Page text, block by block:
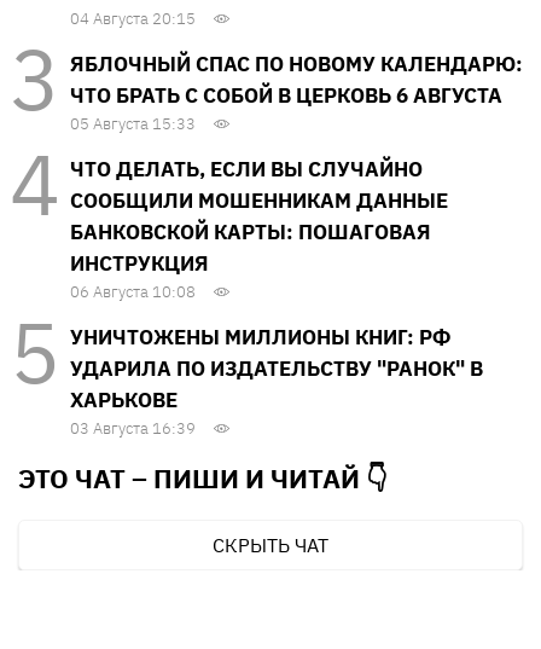
04 Августа 20:15
ЯБЛОЧНЫЙ СПАС ПО НОВОМУ КАЛЕНДАРЮ:
ЧТО БРАТЬ С СОБОЙ В ЦЕРКОВЬ 6 АВГУСТА
05 Августа 15:33
ЧТО ДЕЛАТЬ, ЕСЛИ ВЫ СЛУЧАЙНО
СООБЩИЛИ МОШЕННИКАМ ДАННЫЕ
БАНКОВСКОЙ КАРТЫ: ПОШАГОВАЯ
ИНСТРУКЦИЯ
06 Августа 10:08
УНИЧТОЖЕНЫ МИЛЛИОНЫ КНИГ: РФ
УДАРИЛА ПО ИЗДАТЕЛЬСТВУ "РАНОК" В
ХАРЬКОВЕ
03 Августа 16:39
ЭТО ЧАТ – ПИШИ И ЧИТАЙ 👇
СКРЫТЬ ЧАТ